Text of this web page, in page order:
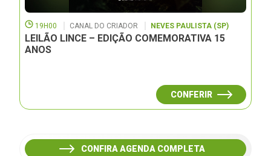
19H00 CANAL DO CRIADOR NEVES PAULISTA (SP)
LEILÃO LINCE – EDIÇÃO COMEMORATIVA 15
ANOS
CONFERIR
CONFIRA AGENDA COMPLETA